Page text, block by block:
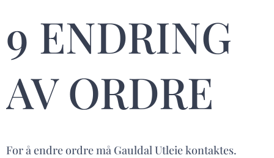
9 ENDRING
AV ORDRE
For å endre ordre må Gauldal Utleie kontaktes.